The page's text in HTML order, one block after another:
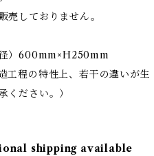
売しておりません。
）600mm×H250mm
工程の特性上、若干の違いが生
ください。）
shipping available